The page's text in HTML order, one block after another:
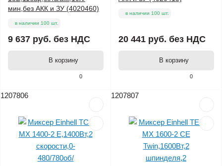
0
мин,без АКК и ЗУ (4020460)
в наличии 100 шт.
9 637 руб. без НДС
В корзину
0
в наличии 100 шт.
20 441 руб. без НДС
В корзину
1207806 1207807